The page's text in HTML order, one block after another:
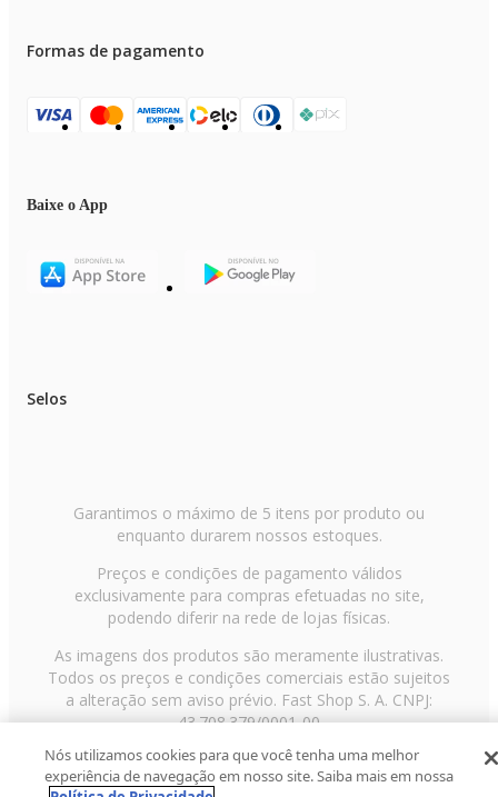
Formas de pagamento
Baixe o App
Selos
Garantimos o máximo de 5 itens por produto ou
enquanto durarem nossos estoques.
Preços e condições de pagamento válidos
exclusivamente para compras efetuadas no site,
podendo diferir na rede de lojas físicas.
As imagens dos produtos são meramente ilustrativas.
Todos os preços e condições comerciais estão sujeitos
a alteração sem aviso prévio. Fast Shop S. A. CNPJ:
43.708.379/0001-00
Avenida Zaki Narchi, nº 1650, sobreloja, Carandiru, São
Paulo/SP, CEP 02029-001, Telefone: 11 3003-3728 ©
Nós utilizamos cookies para que você tenha uma melhor
experiência de navegação em nosso site. Saiba mais em nossa